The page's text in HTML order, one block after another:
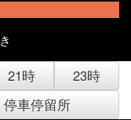
き
21時
23時
停車停留所